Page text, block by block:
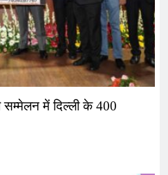
सम्मेलन में दिल्ली के 400